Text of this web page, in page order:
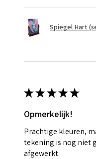
Spiegel Hart
★★★★★
Opmerkelijk!
Prachtige kleuren,
tekening is nog niet
afgewerkt.